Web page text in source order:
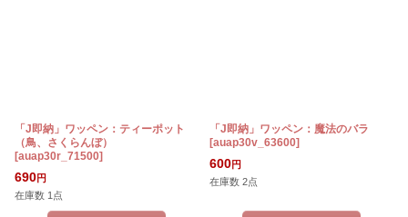
「J即納」ワッペン：ティーポット
（鳥、さくらんぼ）
[auap30r_71500]
690円
在庫数 1点
「J即納」ワッペン：魔法のバラ
[auap30v_63600]
600円
在庫数 2点